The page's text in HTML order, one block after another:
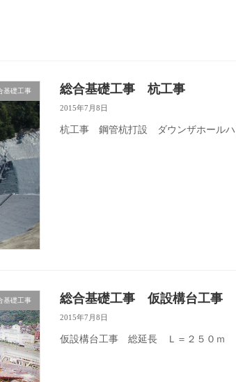
基礎工事 総合基礎工事 杭工事
2015年7月8日
杭工事 鋼管杭打設 ダウンザホ
基礎工事 総合基礎工事 仮設構台工事
2015年7月8日
仮設構台工事 総延長 Ｌ＝２５０ｍ